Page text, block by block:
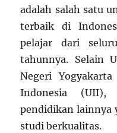
adalah salah satu
terbaik di
pelajar dari
tahunnya. Selain
Negeri
Indonesia
pendidikan lainnya
studi berkualitas.